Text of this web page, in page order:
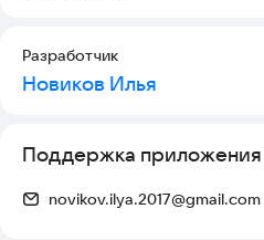
Разработчик
Новиков Илья
Поддержка приложения
novikov.ilya.2017@gmail.com